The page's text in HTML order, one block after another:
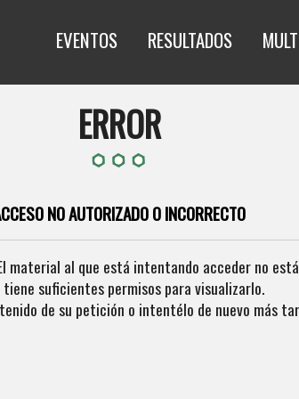
EVENTOS RESULTADOS
ERROR
NO AUTORIZADO O INCORRECTO
material al que está intentando acceder no
tiene suficientes permisos para visualizarlo.
de su petición o intentélo de nuevo más